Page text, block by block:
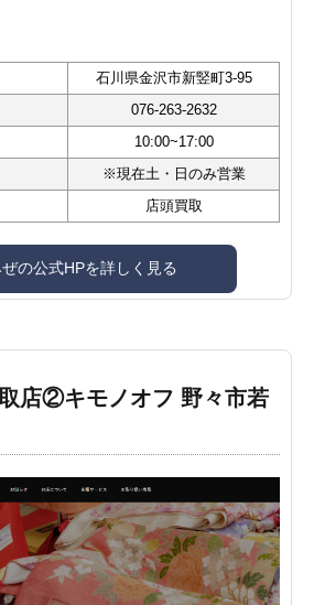
石川県金沢市新竪町3-95
076-263-2632
10:00~17:00
※現在土・日のみ営業
店頭買取
の公式HPを詳しく見る
店②キモノオフ 野々市若